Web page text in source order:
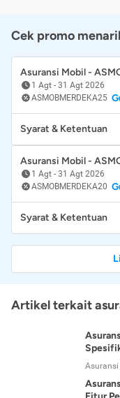
Cek promo
Asuransi Mobil -
1 Agt - 31 Agt 2026
ASMOBMERDEKA25
Syarat & Ketentuan
Asuransi Mobil -
1 Agt - 31 Agt 2026
ASMOBMERDEKA20
Syarat & Ketentuan
Artikel terkait